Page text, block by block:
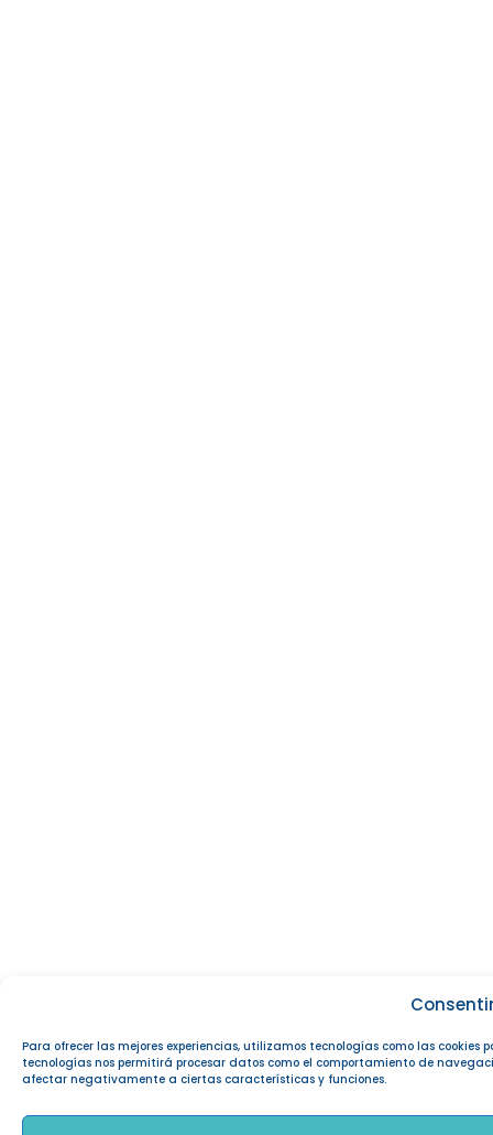
Para ofrecer las mejores experiencias, utilizamos tecnologías como las
tecnologías nos permitirá procesar datos como el comportamiento de
afectar negativamente a ciertas características y funciones.